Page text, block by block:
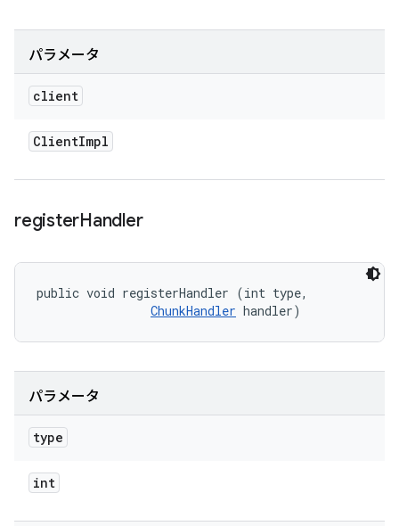
パラメータ
client
ClientImpl
registerHandler
public void registerHandler (int type,
ChunkHandler handler)
パラメータ
type
int